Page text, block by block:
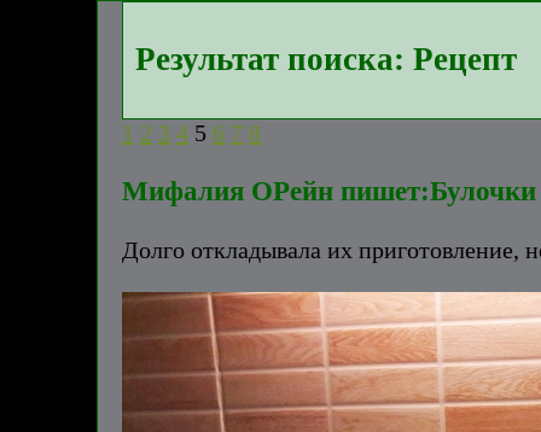
Результат поиска: Рецепт
1 2 3 4 5 6 7 8
Мифалия ОРейн пишет:Булочки
Долго откладывала их приготовление,